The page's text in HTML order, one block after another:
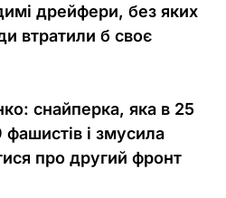
дрейфери, без яких
втратили б своє
снайперка, яка в 25
і змусила
про другий фронт